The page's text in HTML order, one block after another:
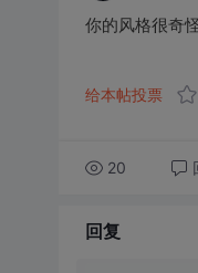
你的风格很奇
给本帖投票
20
回复